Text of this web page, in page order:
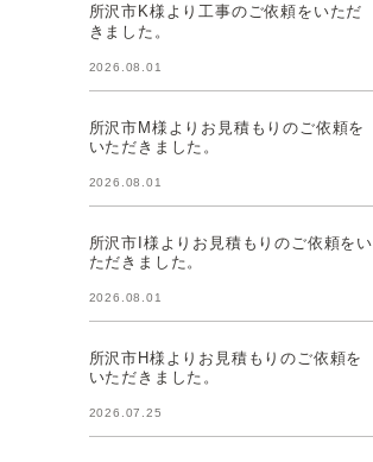
所沢市K様より工事のご依頼をいただ
きました。
2026.08.01
所沢市M様よりお見積もりのご依頼を
いただきました。
2026.08.01
所沢市I様よりお見積もりのご依頼をい
ただきました。
2026.08.01
所沢市H様よりお見積もりのご依頼を
いただきました。
2026.07.25